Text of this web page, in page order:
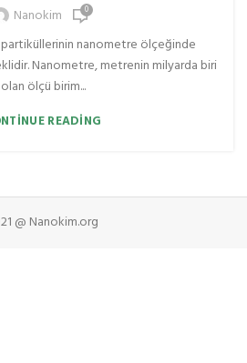
Nanokim 0
partiküllerinin nanometre ölçeğinde
Nanometre, metrenin milyarda biri
olan ölçü birim...
READING
@ Nanokim.org